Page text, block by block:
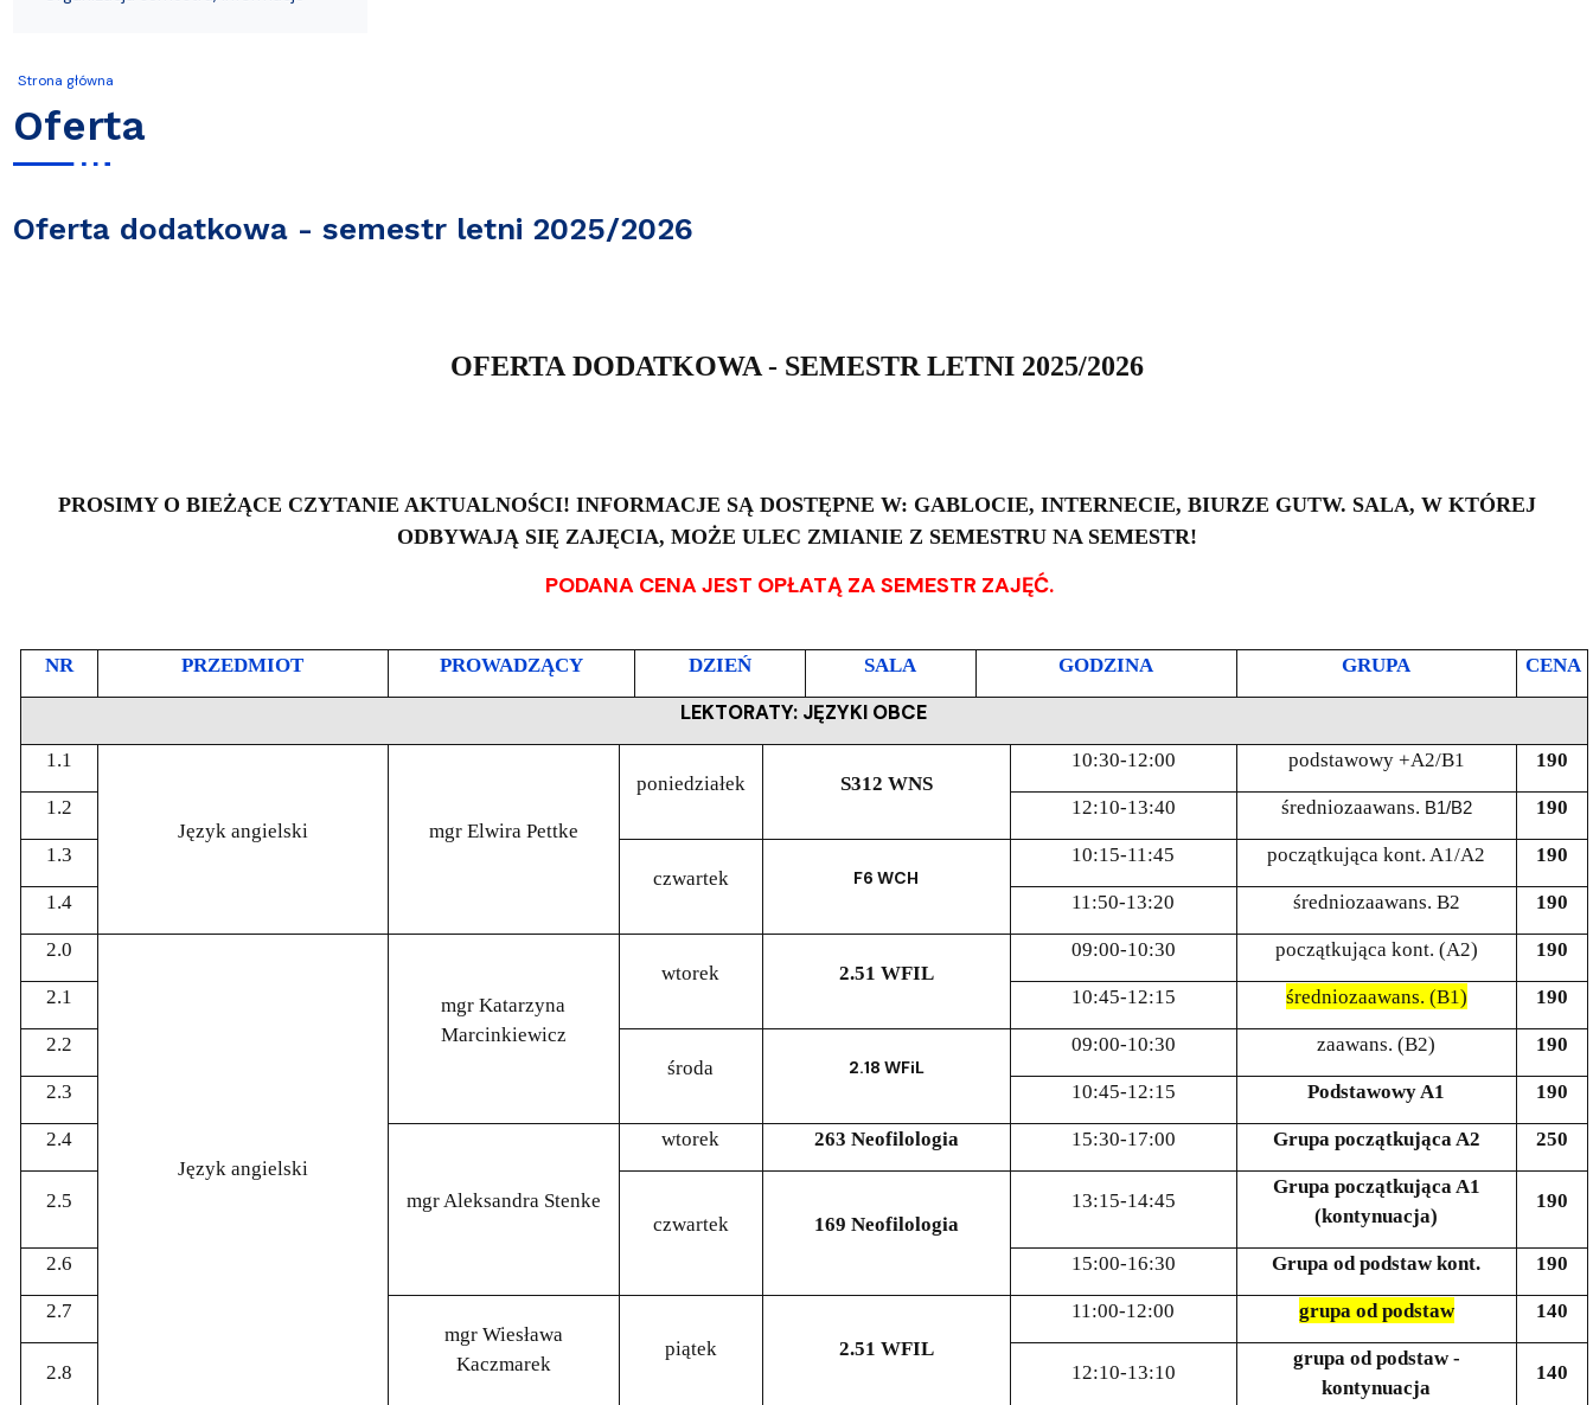
Strona główna
Oferta
Oferta dodatkowa - semestr letni 2025/2026
OFERTA DODATKOWA - SEMESTR LETNI 2025/2026
PROSIMY O BIEŻĄCE CZYTANIE AKTUALNOŚCI! INFORMACJE SĄ DOSTĘPNE W: GABLOCIE, INTERNECIE, BIURZE GUTW. SALA, W KTÓREJ
ODBYWAJĄ SIĘ ZAJĘCIA, MOŻE ULEC ZMIANIE Z SEMESTRU NA SEMESTR!
PODANA CENA JEST OPŁATĄ ZA SEMESTR ZAJĘĆ.
NR PRZEDMIOT PROWADZĄCY DZIEŃ SALA GODZINA GRUPA CENA
LEKTORATY: JĘZYKI OBCE
1.1
Język angielski mgr Elwira Pettke
poniedziałek S312 WNS
10:30-12:00 podstawowy +A2/B1 190
1.2 12:10-13:40 średniozaawans. B1/B2 190
1.3
czwartek
F6 WCH
10:15-11:45 początkująca kont. A1/A2 190
1.4 11:50-13:20 średniozaawans. B2 190
2.0
Język angielski
mgr Katarzyna
Marcinkiewicz
wtorek 2.51 WFIL
09:00-10:30 początkująca kont. (A2) 190
2.1 10:45-12:15 średniozaawans. (B1) 190
2.2
środa
2.18 WFiL
09:00-10:30 zaawans. (B2) 190
2.3 10:45-12:15 Podstawowy A1 190
2.4
mgr Aleksandra Stenke
wtorek 263 Neofilologia 15:30-17:00 Grupa początkująca A2 250
2.5
czwartek
169 Neofilologia
13:15-14:45
Grupa początkująca A1
(kontynuacja)
190
2.6 15:00-16:30 Grupa od podstaw kont. 190
2.7
mgr Wiesława
Kaczmarek
piątek 2.51 WFIL
11:00-12:00 grupa od podstaw 140
2.8 12:10-13:10
grupa od podstaw -
kontynuacja
140